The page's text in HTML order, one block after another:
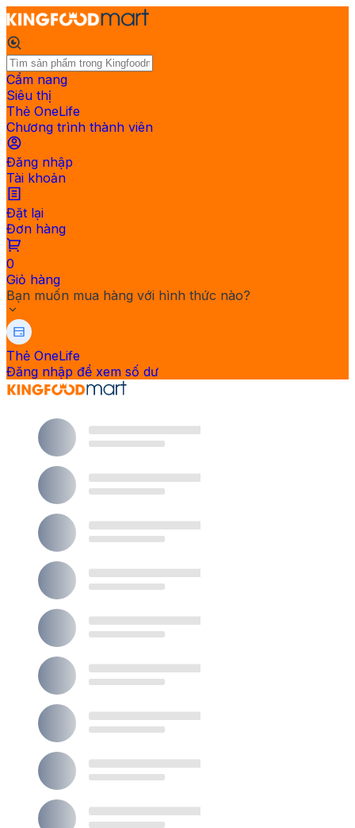
Cẩm nang
Siêu thị
Thẻ OneLife
Chương trình thành viên
Đăng nhập
Tài khoản
Đặt lại
Đơn hàng
0
Giỏ hàng
Bạn muốn mua hàng với hình thức nào?
Thẻ OneLife
Đăng nhập để xem số dư